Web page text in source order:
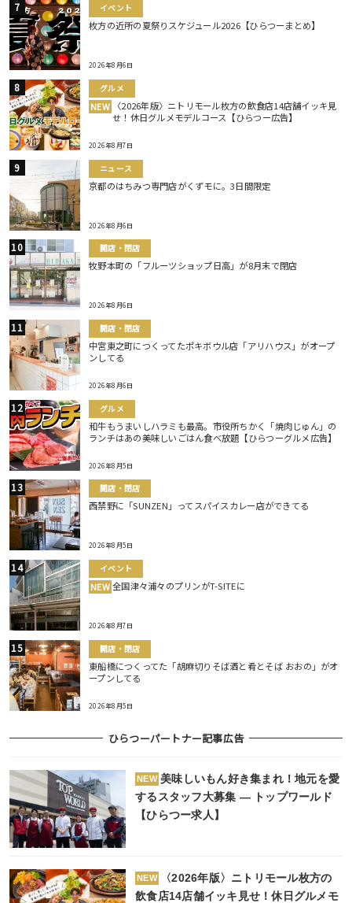
イベント
枚方の近所の夏祭りスケジュール2026【ひらつーまとめ】
2026年8月6日
グルメ
NEW 〈2026年版〉ニトリモール枚方の飲食店14店舗イッキ見
せ！休日グルメモデルコース【ひらつー広告】
2026年8月7日
ニュース
京都のはちみつ専門店がくずモに。3日間限定
2026年8月6日
開店・閉店
牧野本町の「フルーツショップ日高」が8月末で閉店
2026年8月6日
開店・閉店
中宮東之町につくってたポキボウル店「アリハウス」がオープ
ンしてる
2026年8月6日
グルメ
和牛もうまいしハラミも最高。市役所ちかく「焼肉じゅん」の
ランチはあの美味しいごはん食べ放題【ひらつーグルメ広告】
2026年8月5日
開店・閉店
西禁野に「SUNZEN」ってスパイスカレー店ができてる
2026年8月5日
イベント
NEW 全国津々浦々のプリンがT-SITEに
2026年8月7日
開店・閉店
東船橋につくってた「胡麻切りそば酒と肴とそば おおの」がオ
ープンしてる
2026年8月5日
ひらつーパートナー記事広告
NEW 美味しいもん好き集まれ！地元を愛
するスタッフ大募集 ― トップワールド
【ひらつー求人】
NEW
〈2026年版〉ニトリモール枚方の
飲食店14店舗イッキ見せ！休日グルメモ